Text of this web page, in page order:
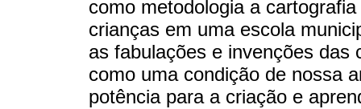
como metodologia a
crianças em uma escola
as fabulações e invenções das
como uma condição de nossa
potência para a criação e